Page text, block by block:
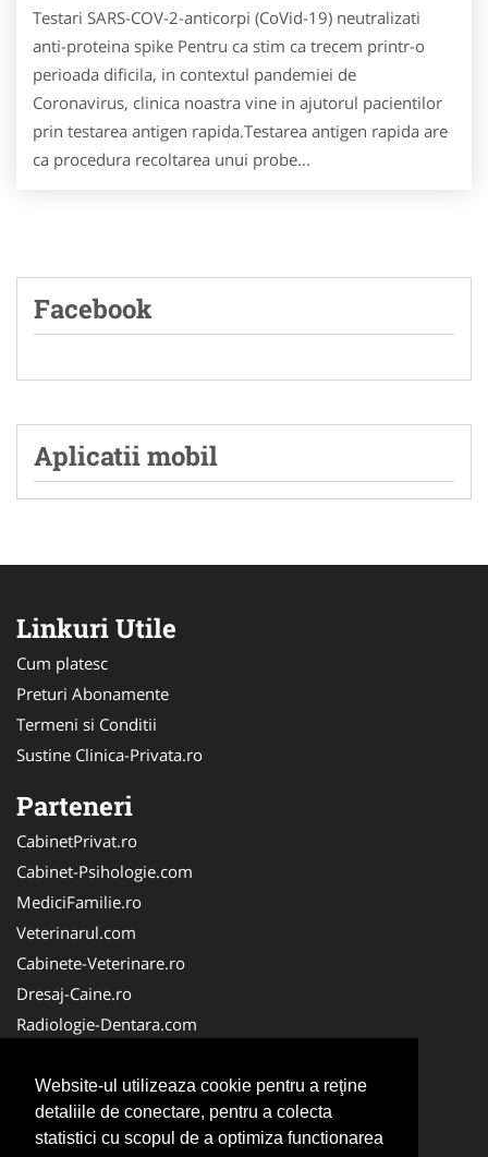
Website-ul utilizeaza cookie pentru a reţine
detaliile de conectare, pentru a colecta
statistici cu scopul de a optimiza functionarea
Testari SARS-COV-2-anticorpi (CoVid-19) neutralizati
anti-proteina spike Pentru ca stim ca trecem printr-o
perioada dificila, in contextul pandemiei de
Coronavirus, clinica noastra vine in ajutorul pacientilor
prin testarea antigen rapida.Testarea antigen rapida are
ca procedura recoltarea unui probe...
Facebook
Aplicatii mobil
Linkuri Utile
Cum platesc
Preturi Abonamente
Termeni si Conditii
Sustine Clinica-Privata.ro
Parteneri
CabinetPrivat.ro
Cabinet-Psihologie.com
MediciFamilie.ro
Veterinarul.com
Cabinete-Veterinare.ro
Dresaj-Caine.ro
Radiologie-Dentara.com
Cabinet-Individual.ro
Medic-Bun.com
Oftalmologul.ro